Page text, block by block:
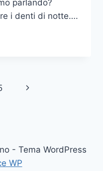
parlando?
i denti di notte….
Pagina
- Tema WordPress
WP